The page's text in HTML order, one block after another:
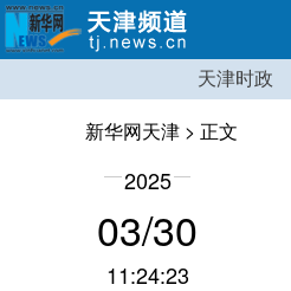
天津时政
新华网天津 > 正文
2025
03/30
11:24:23